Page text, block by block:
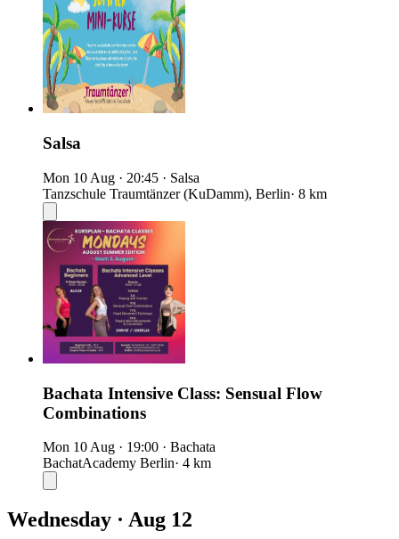
Salsa
Mon 10 Aug · 20:45 · Salsa
Tanzschule Traumtänzer (KuDamm), Berlin· 8 km
Bachata Intensive Class: Sensual Flow
Combinations
Mon 10 Aug · 19:00 · Bachata
BachatAcademy Berlin· 4 km
Wednesday · Aug 12